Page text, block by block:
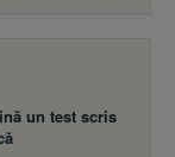
un test scris